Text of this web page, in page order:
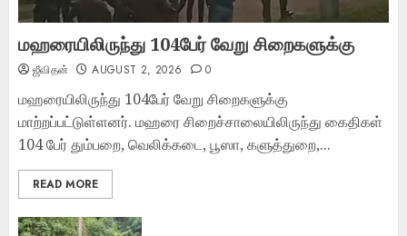
மஹரையிலிருந்து 104பேர் வேறு சிறைகளுக்கு
ஜீவிதன் AUGUST 2, 2026 0
மஹரையிலிருந்து 104பேர் வேறு சிறைகளுக்கு
மாற்றப்பட்டுள்ளனர். மஹரை சிறைச்சாலையிலிருந்து கைதிகள்
104 பேர் தும்பறை, வெலிக்கடை, பூஸா, களுத்துறை,...
READ MORE